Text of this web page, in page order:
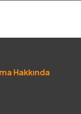
Hakkında